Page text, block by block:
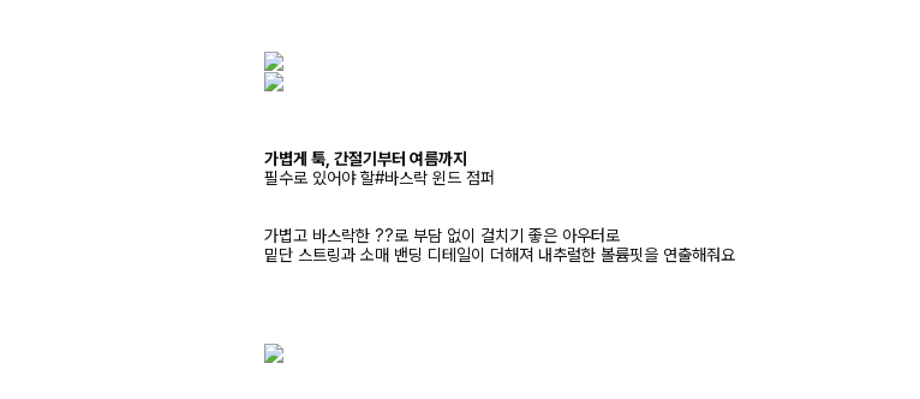
가볍게 툭, 간절기부터 여름까지
필수로 있어야 할#바스락 윈드 점퍼
가볍고 바스락한 ??로 부담 없이 걸치기 좋은 아우터로
밑단 스트링과 소매 밴딩 디테일이 더해져 내추럴한 볼륨핏을 연출해줘요